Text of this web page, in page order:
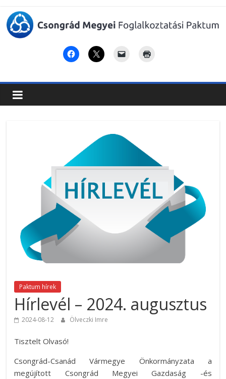
Csongrád
Megyei
Foglalkoztatási
Paktum hírek
Hírlevél – 2024. augusztus
2024-08-12 Ölveczki Imre
Tisztelt Olvasó!
Csongrád-Csanád Vármegye Önkormányzata a
megújított Csongrád Megyei Gazdaság -és